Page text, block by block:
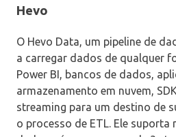
Hevo
O Hevo Data, um pipeline de
a carregar dados de qualquer
Power BI, bancos de dados,
armazenamento em nuvem,
streaming para um destino de
o processo de ETL. Ele suporta